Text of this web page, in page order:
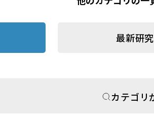
最新研
カテゴリ